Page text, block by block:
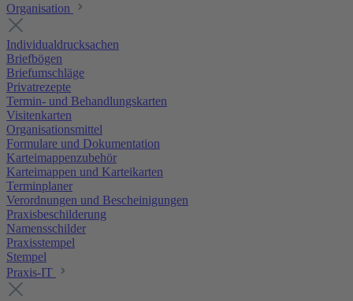
Organisation
Individualdrucksachen
Briefbögen
Briefumschläge
Privatrezepte
Termin- und Behandlungskarten
Visitenkarten
Organisationsmittel
Formulare und Dokumentation
Karteimappenzubehör
Karteimappen und Karteikarten
Terminplaner
Verordnungen und Bescheinigungen
Praxisbeschilderung
Namensschilder
Praxisstempel
Stempel
Praxis-IT